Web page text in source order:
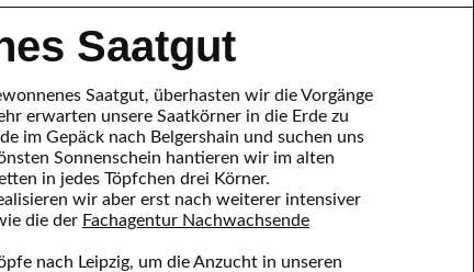
Saatgut
Saatgut, überhasten wir die Vorgänge
erwarten unsere Saatkörner in die Erde zu
im Gepäck nach Belgershain und suchen uns
Sonnenschein hantieren wir im alten
in jedes Töpfchen drei Körner.
wir aber erst nach weiterer intensiver
die der Fachagentur Nachwachsende
nach Leipzig, um die Anzucht in unseren